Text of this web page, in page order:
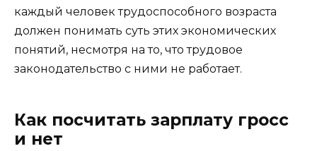
каждый человек трудоспособного возраста
должен понимать суть этих экономических
понятий, несмотря на то, что трудовое
законодательство с ними не работает.
Как посчитать зарплату гросс
и нет